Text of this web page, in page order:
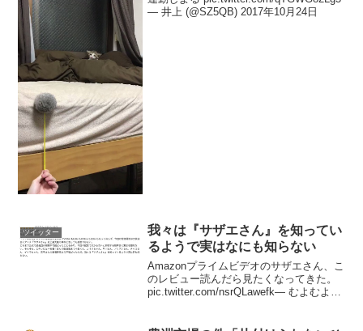
— 井上 (@SZ5QB) 2017年10月24日
ツイッター
我々は『サザエさん』を知ってい
るようで実はなにも知らない
Amazonプライムビデオのサザエさん、こ
のレビュー読んだら見たくなってきた。
pic.twitter.com/nsrQLawefk— むよむよん